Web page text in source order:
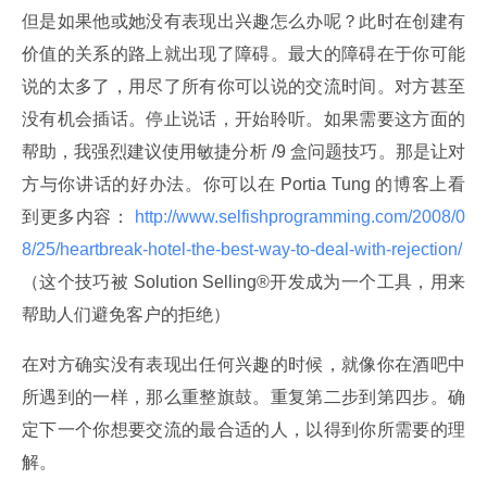
但是如果他或她没有表现出兴趣怎么办呢？此时在创建有
价值的关系的路上就出现了障碍。最大的障碍在于你可能
说的太多了，用尽了所有你可以说的交流时间。对方甚至
没有机会插话。停止说话，开始聆听。如果需要这方面的
帮助，我强烈建议使用敏捷分析 /9 盒问题技巧。那是让对
方与你讲话的好办法。你可以在 Portia Tung 的博客上看
到更多内容：
http://www.selfishprogramming.com/2008/0
8/25/heartbreak-hotel-the-best-way-to-deal-with-rejection/
（这个技巧被 Solution Selling®开发成为一个工具，用来
帮助人们避免客户的拒绝）
在对方确实没有表现出任何兴趣的时候，就像你在酒吧中
所遇到的一样，那么重整旗鼓。重复第二步到第四步。确
定下一个你想要交流的最合适的人，以得到你所需要的理
解。